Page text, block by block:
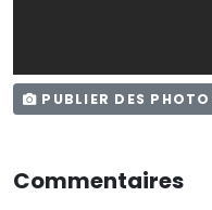
PUBLIER DES
Commentaires